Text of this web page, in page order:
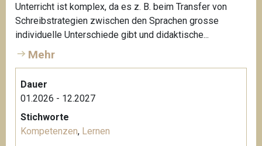
Unterricht ist komplex, da es z. B. beim Transfer von
Schreibstrategien zwischen den Sprachen grosse
individuelle Unterschiede gibt und didaktische...
Mehr
Dauer
01.2026 - 12.2027
Stichworte
Kompetenzen, Lernen